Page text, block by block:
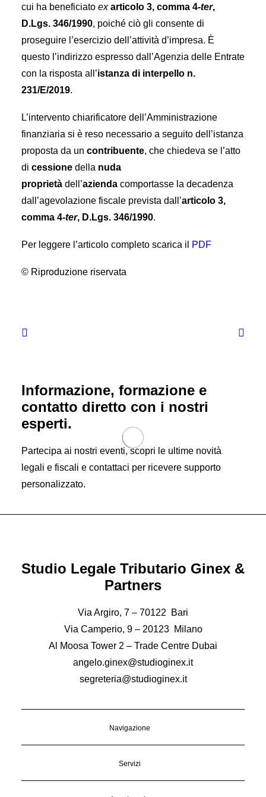
cui ha beneficiato ex articolo 3, comma 4-ter,
D.Lgs. 346/1990, poiché ciò gli consente di
proseguire l’esercizio dell’attività d’impresa. È
questo l’indirizzo espresso dall’Agenzia delle Entrate
con la risposta all’istanza di interpello n.
231/E/2019.
L’intervento chiarificatore dell’Amministrazione
finanziaria si è reso necessario a seguito dell’istanza
proposta da un contribuente, che chiedeva se l’atto
di cessione della nuda
proprietà dell’azienda comportasse la decadenza
dall’agevolazione fiscale prevista dall’articolo 3,
comma 4-ter, D.Lgs. 346/1990.
Per leggere l’articolo completo scarica il PDF
© Riproduzione riservata
Informazione, formazione e
contatto diretto con i nostri
esperti.
Partecipa ai nostri eventi, scopri le ultime novità
legali e fiscali e contattaci per ricevere supporto
personalizzato.
Studio Legale Tributario Ginex &
Partners
Via Argiro, 7 – 70122 Bari
Via Camperio, 9 – 20123 Milano
Al Moosa Tower 2 – Trade Centre Dubai
angelo.ginex@studioginex.it
segreteria@studioginex.it
Navigazione
Servizi